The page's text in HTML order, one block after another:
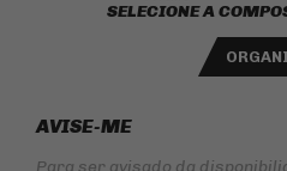
SELECIONE A
AVISE-ME
Para ser avisado da